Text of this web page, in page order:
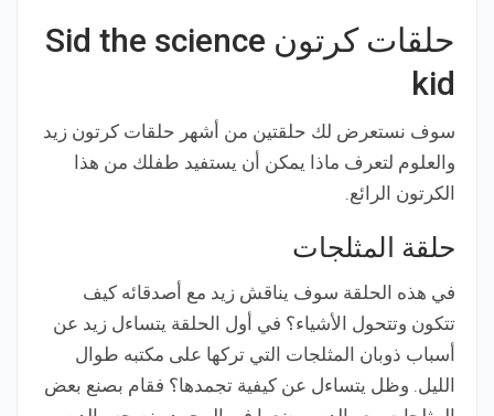
حلقات كرتون Sid the science
kid
سوف نستعرض لك حلقتين من أشهر حلقات كرتون زيد
والعلوم لتعرف ماذا يمكن أن يستفيد طفلك من هذا
الكرتون الرائع.
حلقة المثلجات
في هذه الحلقة سوف يناقش زيد مع أصدقائه كيف
تتكون وتتحول الأشياء؟ في أول الحلقة يتساءل زيد عن
أسباب ذوبان المثلجات التي تركها على مكتبه طوال
الليل. وظل يتساءل عن كيفية تجمدها؟ فقام بصنع بعض